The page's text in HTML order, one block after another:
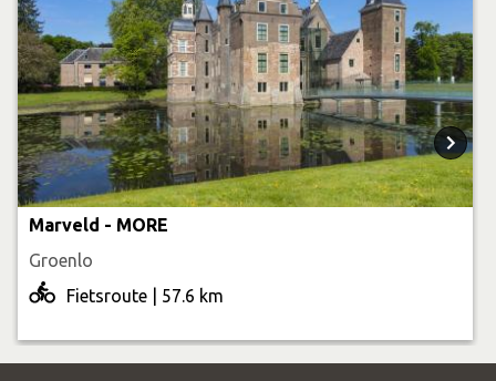
Marveld - MORE
Groenlo
Fietsroute | 57.6 km